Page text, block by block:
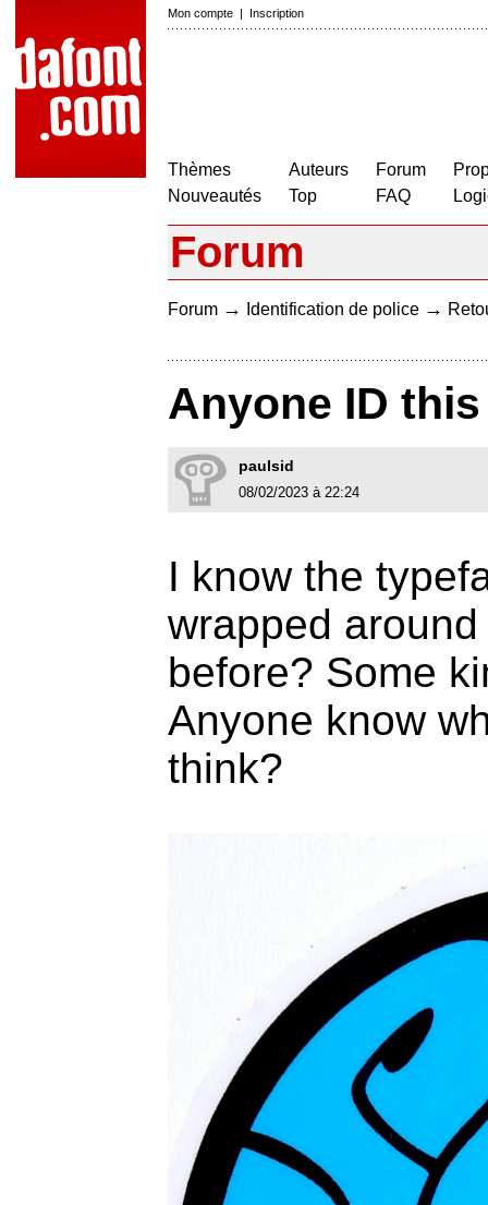
Mon compte | Inscription
Thèmes
Nouveautés
Auteurs
Top
Forum
FAQ
Forum
Forum → Identification de police →
Anyone ID
paulsid
08/02/2023 à 22:24
I know the
wrapped
before? Some
Anyone know
think?